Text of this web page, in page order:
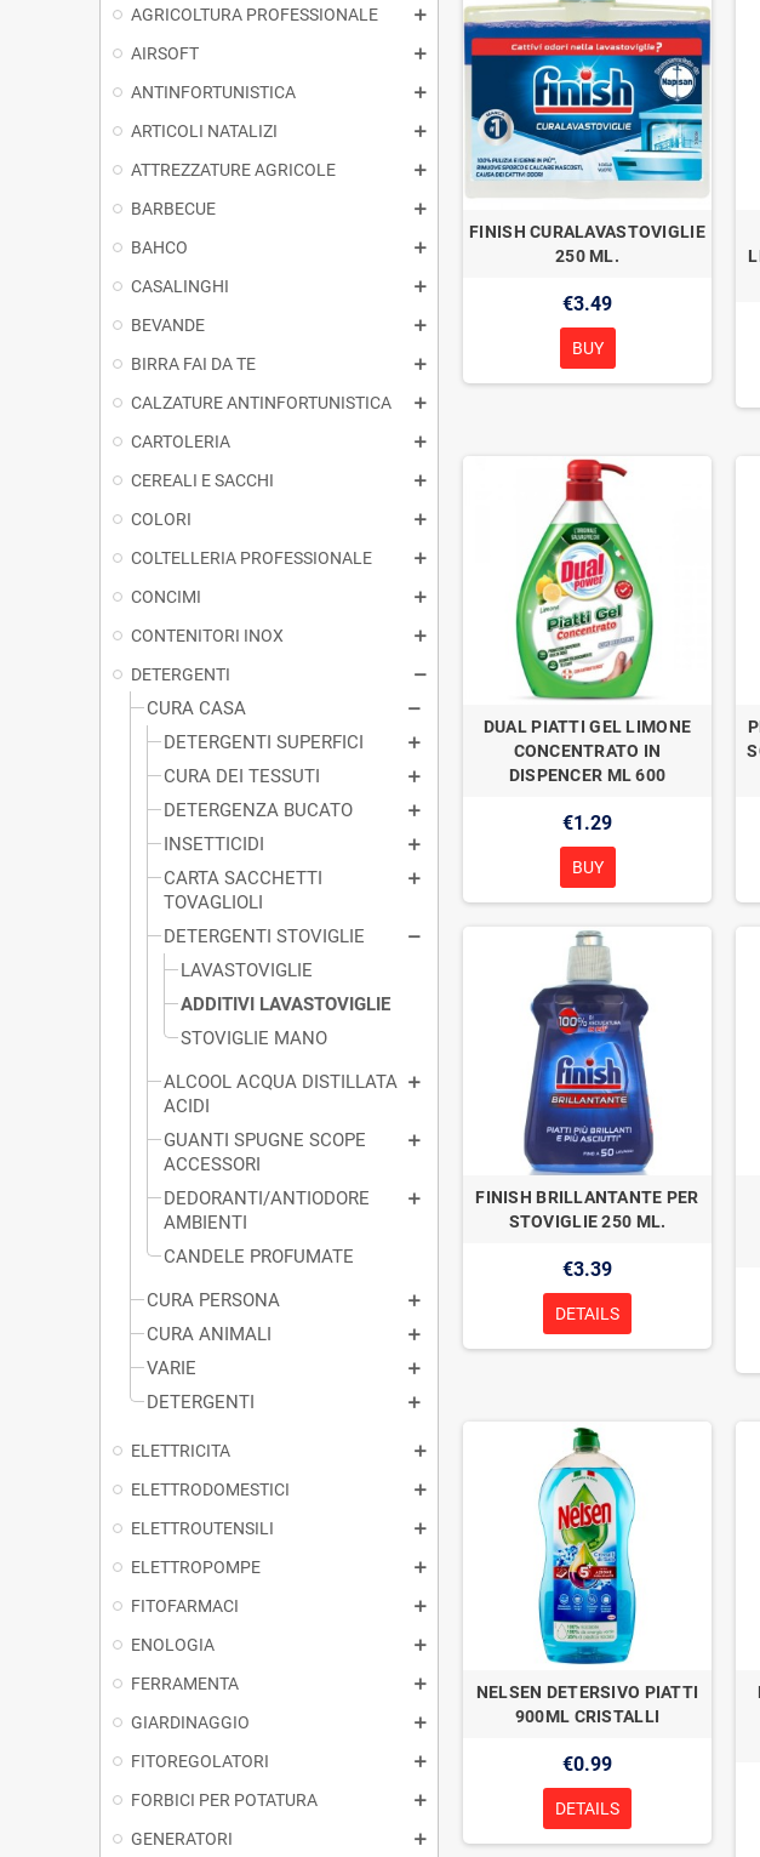
AGRICOLTURA PROFESSIONALE
AIRSOFT
ANTINFORTUNISTICA
ARTICOLI NATALIZI
ATTREZZATURE AGRICOLE
BARBECUE
BAHCO
CASALINGHI
BEVANDE
BIRRA FAI DA TE
CALZATURE ANTINFORTUNISTICA
CARTOLERIA
CEREALI E SACCHI
COLORI
COLTELLERIA PROFESSIONALE
CONCIMI
CONTENITORI INOX
DETERGENTI
CURA CASA
DETERGENTI SUPERFICI
CURA DEI TESSUTI
DETERGENZA BUCATO
INSETTICIDI
CARTA SACCHETTI
TOVAGLIOLI
DETERGENTI STOVIGLIE
LAVASTOVIGLIE
ADDITIVI LAVASTOVIGLIE
STOVIGLIE MANO
ALCOOL ACQUA DISTILLATA
ACIDI
GUANTI SPUGNE SCOPE
ACCESSORI
DEDORANTI/ANTIODORE
AMBIENTI
CANDELE PROFUMATE
CURA PERSONA
CURA ANIMALI
VARIE
DETERGENTI
ELETTRICITA
ELETTRODOMESTICI
ELETTROUTENSILI
ELETTROPOMPE
FITOFARMACI
ENOLOGIA
FERRAMENTA
GIARDINAGGIO
FITOREGOLATORI
FORBICI PER POTATURA
GENERATORI
FINISH CURALAVASTOVIGLIE
250 ML.
€3.49
BUY
DUAL PIATTI GEL LIMONE
CONCENTRATO IN
DISPENCER ML 600
€1.29
BUY
FINISH BRILLANTANTE PER
STOVIGLIE 250 ML.
€3.39
DETAILS
NELSEN DETERSIVO PIATTI
900ML CRISTALLI
€0.99
DETAILS